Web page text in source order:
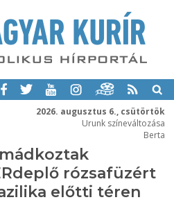
2026. augusztus 6., csütörtök
Urunk színeváltozása
Berta
rózsafüzért
előtti téren